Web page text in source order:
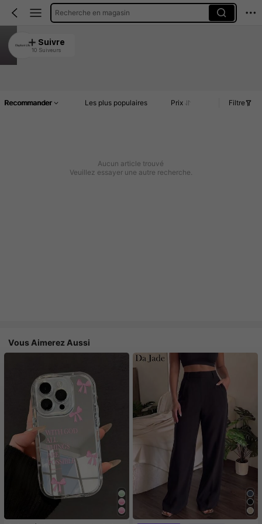
Recherche en magasin
Elephant Life
4.94
Suivre
10 Suiveurs
Recommander Les plus populaires Prix Filtre
Aucun article trouvé
Veuillez essayer une autre recherche.
Vous Aimerez Aussi